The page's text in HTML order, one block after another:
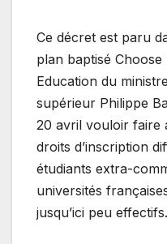
Ce décret est paru
plan baptisé
Education du
supérieur Philippe
20 avril vouloir faire
droits d’inscription
étudiants extra-
universités
jusqu’ici peu effectifs.